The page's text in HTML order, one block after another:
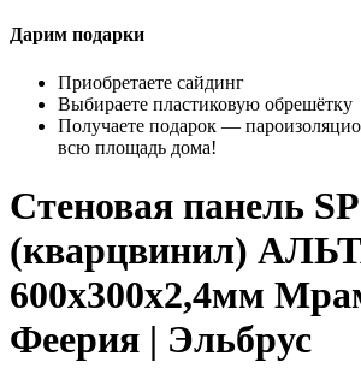
Дарим подарки
Приобретаете сайдинг
Выбираете пластиковую обрешётку
Получаете подарок —
всю площадь дома!
Стеновая панель
(кварцвинил)
600х300х2,4мм
Феерия | Эльбрус